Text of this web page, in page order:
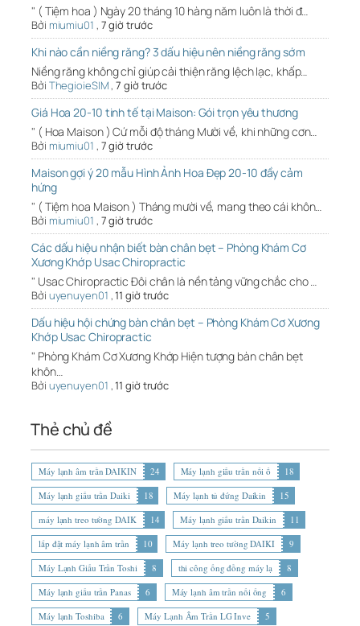
" ( Tiệm hoa ) Ngày 20 tháng 10 hàng năm luôn là thời đ…
Bởi miumiu01 , 7 giờ trước
Khi nào cần niềng răng? 3 dấu hiệu nên niềng răng sớm
Niềng răng không chỉ giúp cải thiện răng lệch lạc, khấp…
Bởi ThegioieSIM,7 giờ trước
Giá Hoa 20-10 tinh tế tại Maison: Gói trọn yêu thương
" ( Hoa Maison ) Cứ mỗi độ tháng Mười về, khi những cơn…
Bởi miumiu01 , 7 giờ trước
Maison gợi ý 20 mẫu Hình Ảnh Hoa Đẹp 20-10 đầy cảm
hứng
" ( Tiệm hoa Maison ) Tháng mười về, mang theo cái khôn…
Bởi miumiu01 , 7 giờ trước
Các dấu hiệu nhận biết bàn chân bẹt – Phòng Khám Cơ
Xương Khớp Usac Chiropractic
" Usac Chiropractic Đôi chân là nền tảng vững chắc cho …
Bởi uyenuyen01 ,11 giờ trước
Dấu hiệu hội chứng bàn chân bẹt – Phòng Khám Cơ Xương
Khớp Usac Chiropractic
" Phòng Khám Cơ Xương Khớp Hiện tượng bàn chân bẹt
khôn…
Bởi uyenuyen01 ,11 giờ trước
Thẻ chủ đề
Máy lạnh âm trần DAIKIN 24 Máy lạnh giấu trần nối ố
18
Máy lạnh giấu trần Daiki
18 Máy lạnh tủ đứng Daikin
15
máy lạnh treo tường DAIK
14 Máy lạnh giấu trần Daikin
11
lắp đặt máy lạnh âm trần
10 Máy lạnh treo tường DAIKI
9
Máy Lạnh Giấu Trần Toshi
8 thi công ống đồng máy lạ
8
Máy lạnh giấu trần Panas
6 Máy lạnh âm trần nối ống
6
Máy lạnh Toshiba
6 Máy Lạnh Âm Trần LG Inve
5